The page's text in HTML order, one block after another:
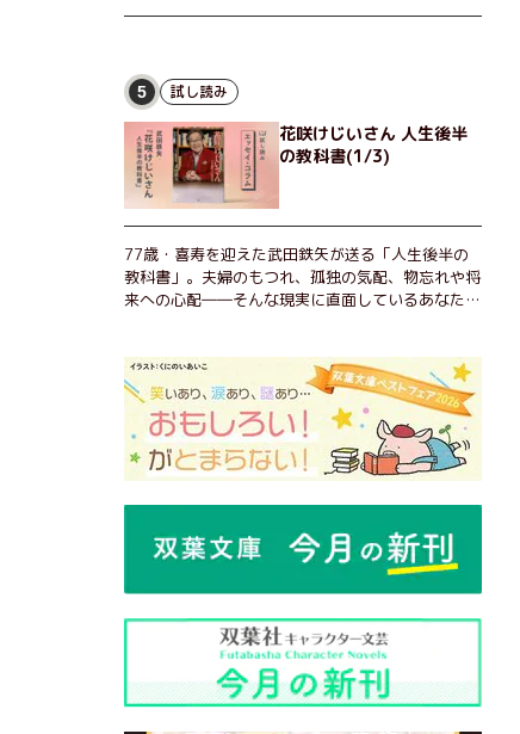
5 試し読み
花咲けじいさん 人生後半
の教科書(1/3)
77歳・喜寿を迎えた武田鉄矢が送る「人生後半の
教科書」。夫婦のもつれ、孤独の気配、物忘れや将
来への心配――そんな現実に直面しているあなた
経験をもとに繰り出される持論は説得力満点。まだ
まだ人生これから！ 読むだけで前向きになれる一
冊。